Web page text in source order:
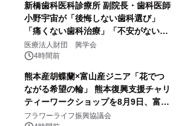
新橋歯科医科診療所 副院長・歯科医師
小野宇宙が「後悔しない歯科選び」
「痛くない歯科治療」「不安がない治
療計画」をテーマに専門監修
医療法人財団 興学会
4時間前
熊本産胡蝶蘭×富山産ジニア「花でつ
ながる希望の輪」 熊本復興支援チャリ
ティーワークショップを8月9日、富
山・射水で開催
フラワーライフ振興協議会